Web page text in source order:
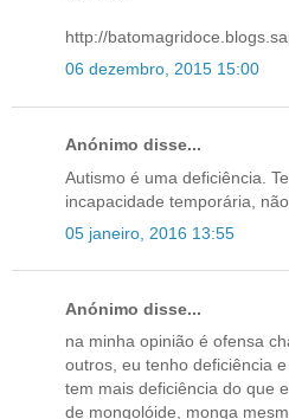
http://
06 dezembro, 2015 15:00
Anónimo disse...
Autismo é uma deficiência.
incapacidade temporária,
05 janeiro, 2016 13:55
Anónimo disse...
na minha opinião é ofensa
outros, eu tenho deficiência
tem mais deficiência do que
de mongolóide, monga